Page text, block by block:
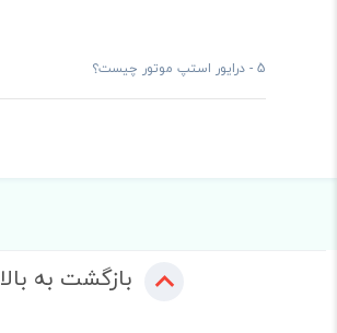
5 - درایور استپ موتور چیست؟
بازگشت به بالا